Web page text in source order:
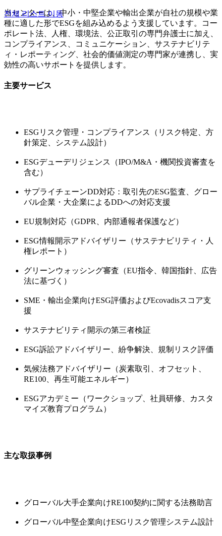
전체 리스트 이동
当センターは、中小・中堅企業や輸出企業が自社の規模や業
種に適した形でESGを組み込めるよう支援しています。コー
ポレート法、人権、環境法、公正取引の専門弁護士に加え、
コンプライアンス、コミュニケーション、サステナビリテ
ィ・レポーティング、社会的価値測定の専門家が連携し、実
効性の高いサポートを提供します。
主要サービス
ESGリスク管理・コンプライアンス（リスク特定、方
針策定、システム設計）
ESGデューデリジェンス（IPO/M&A・機関投資審査を
含む）
サプライチェーンDD対応：取引先のESG監査、グロー
バル企業・大企業によるDDへの対応支援
EU規制対応（GDPR、内部通報者保護など）
ESG情報開示アドバイザリー（サステナビリティ・人
権レポート）
グリーンウォッシング審査（EU指令、韓国指針、広告
法に基づく）
SME・輸出企業向けESG評価およびEcovadisスコア支
援
サステナビリティ開示の第三者検証
ESG訴訟アドバイザリー、紛争解決、規制リスク評価
気候法務アドバイザリー（炭素取引、オフセット、
RE100、再生可能エネルギー）
ESGアカデミー（ワークショップ、社員研修、カスタ
マイズ教育プログラム）
主な取扱事例
グローバル大手企業向けRE100契約に関する法務助言
グローバル中堅企業向けESGリスク管理システム設計